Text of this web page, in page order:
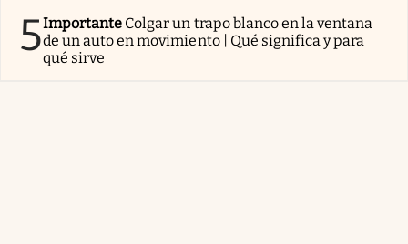
5Importante Colgar un trapo blanco en la ventana
de un auto en movimiento | Qué significa y para
qué sirve